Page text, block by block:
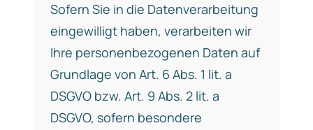
Sofern Sie in die Datenverarbeitung
eingewilligt haben, verarbeiten wir
Ihre personenbezogenen Daten auf
Grundlage von Art. 6 Abs. 1 lit. a
DSGVO bzw. Art. 9 Abs. 2 lit. a
DSGVO, sofern besondere